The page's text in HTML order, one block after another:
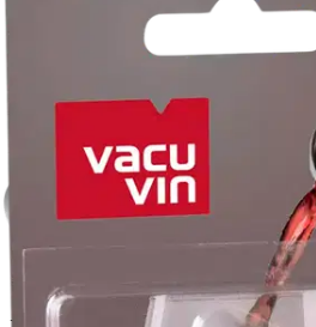
Valitse toimitustapa
Nouto myymälästä
Ilmainen
Kotiin